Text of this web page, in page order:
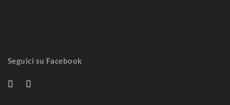
Seguici su Facebook